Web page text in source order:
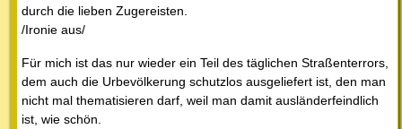
durch die lieben Zugereisten.
/Ironie aus/
Für mich ist das nur wieder ein Teil des täglichen Straßenterrors,
dem auch die Urbevölkerung schutzlos ausgeliefert ist, den man
nicht mal thematisieren darf, weil man damit ausländerfeindlich
ist, wie schön.